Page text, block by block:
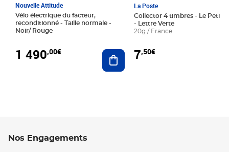
Nouvelle Attitude
Vélo électrique du facteur,
reconditionné - Taille normale -
Noir/ Rouge
1 490,00€ Ajouter au panier
La Poste
Collector 4 timbres - Le Petit
- Lettre Verte
20g / France
7,50€
Nos Engagements